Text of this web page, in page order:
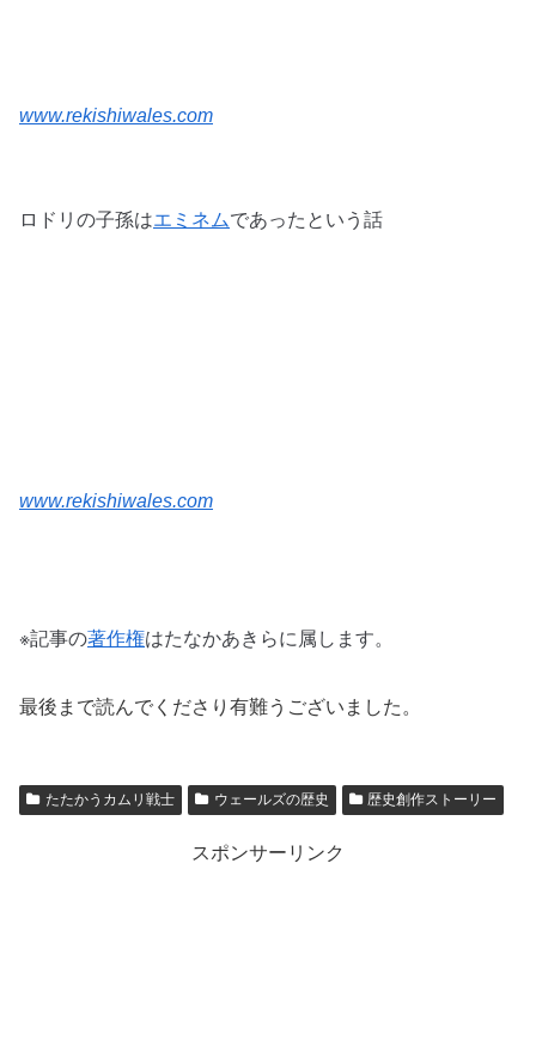
www.rekishiwales.com
ロドリの子孫はエミネムであったという話
www.rekishiwales.com
※記事の著作権はたなかあきらに属します。
最後まで読んでくださり有難うございました。
たたかうカムリ戦士 ウェールズの歴史 歴史創作ストーリー
スポンサーリンク